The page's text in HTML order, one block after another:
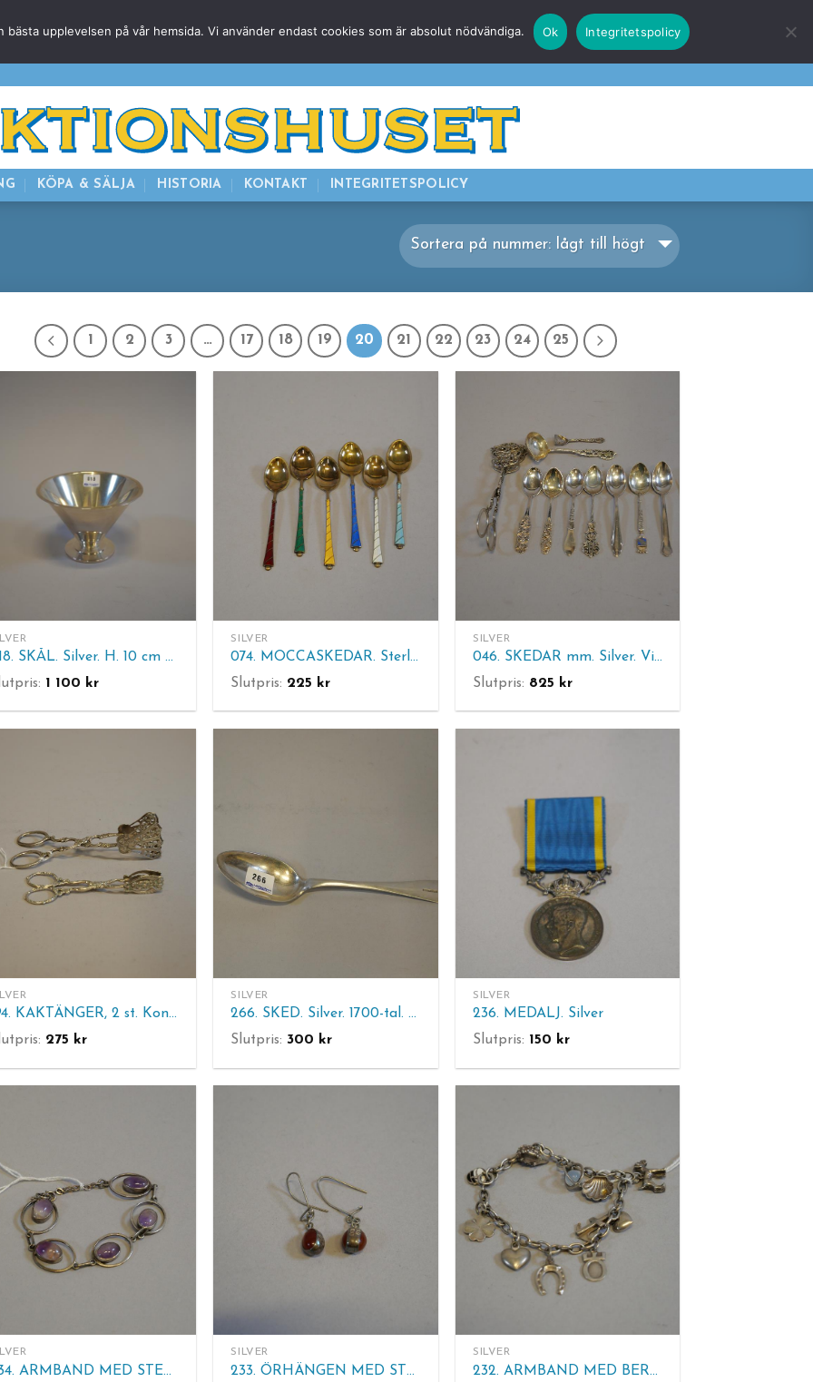
NUVARANDE AUKTION LOGGA IN
KÖPA & SÄLJA HISTORIA KONTAKT INTEGRITETSPOLICY
Sortera på nummer: lågt till högt
1 2 3 … 17 18 19 20 21 22 23 24 25
018. SKÅL. Silver. H. 10 cm Diam. 14 cm Vikt 151 gram
1 100 kr
SILVER
074. MOCCASKEDAR. Sterling silver och emaljarbete. En med emaljskada
Slutpris: 225 kr
SILVER
046. SKEDAR mm. Silver. Vikt 134 gram
Slutpris: 825 kr
194. KAKTÄNGER, 2 st. Kontr.S. Vikt 65 gram.
275 kr
SILVER
266. SKED. Silver. 1700-tal. L. 21.5 cm
Slutpris: 300 kr
SILVER
236. MEDALJ. Silver
Slutpris: 150 kr
234. ARMBAND MED STENAR. 925
SILVER
233. ÖRHÄNGEN MED STENAR. Silver
SILVER
232. ARMBAND MED BERLOCKER. Silver
upplevelsen på vår hemsida. Vi använder endast cookies som är absolut nödvändiga. Ok Integritetspolicy